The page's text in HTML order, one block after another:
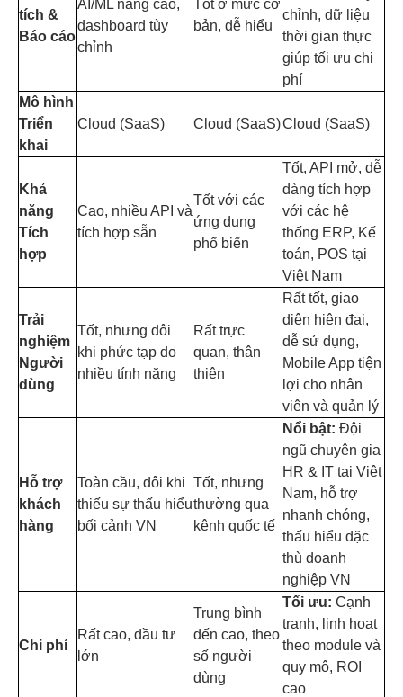
tích &
Báo cáo
AI/ML nâng cao,
dashboard tùy
chỉnh
Tốt ở mức cơ
bản, dễ hiểu
chỉnh, dữ liệu
thời gian thực
giúp tối ưu chi
phí
Mô hình
Triển
khai
Cloud (SaaS) Cloud (SaaS)Cloud (SaaS)
Khả
năng
Tích
hợp
Cao, nhiều API và
tích hợp sẵn
Tốt với các
ứng dụng
phổ biến
Tốt, API mở, dễ
dàng tích hợp
với các hệ
thống ERP, Kế
toán, POS tại
Việt Nam
Trải
nghiệm
Người
dùng
Tốt, nhưng đôi
khi phức tạp do
nhiều tính năng
Rất trực
quan, thân
thiện
Rất tốt, giao
diện hiện đại,
dễ sử dụng,
Mobile App tiện
lợi cho nhân
viên và quản lý
Hỗ trợ
khách
hàng
Toàn cầu, đôi khi
thiếu sự thấu hiểu
bối cảnh VN
Tốt, nhưng
thường qua
kênh quốc tế
Nổi bật: Đội
ngũ chuyên gia
HR & IT tại Việt
Nam, hỗ trợ
nhanh chóng,
thấu hiểu đặc
thù doanh
nghiệp VN
Chi phí
Rất cao, đầu tư
lớn
Trung bình
đến cao, theo
số người
dùng
Tối ưu: Cạnh
tranh, linh hoạt
theo module và
quy mô, ROI
cao